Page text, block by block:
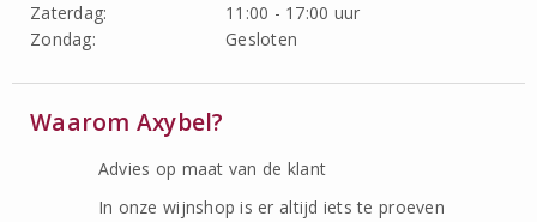
Zaterdag:
11:00 - 17:00 uur
Zondag:
Gesloten
Waarom Axybel?
Advies op maat van de klant
In onze wijnshop is er altijd iets te proeven